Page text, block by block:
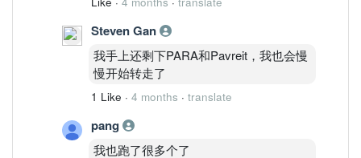
Steven Gan
我手上还剩下PARA和Pavreit，我也会慢
慢开始转走了
1 Like · 4 months · translate
pang
我也跑了很多个了